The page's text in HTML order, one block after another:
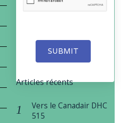
SUBMIT
Articles récents
Vers le Canadair DHC
515